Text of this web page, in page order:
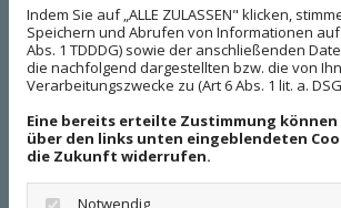
beurteilen.
Die erste Behandlung
Bei Zahnschmerzen oder
sollten Sie Ihr Kind sofort
dass ein Zahnarztbesuch ein
Indem Sie auf „ALLE ZULASSEN" klicken,
Speichern und Abrufen von Informationen auf
Abs. 1 TDDDG) sowie der anschließenden
die nachfolgend dargestellten bzw. die von
Verarbeitungszwecke zu (Art 6 Abs. 1 lit. a.
Eine bereits erteilte Zustimmung können
über den links unten eingeblendeten
die Zukunft widerrufen.
Notwendig